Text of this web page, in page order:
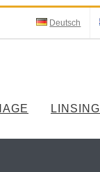
Deutsch